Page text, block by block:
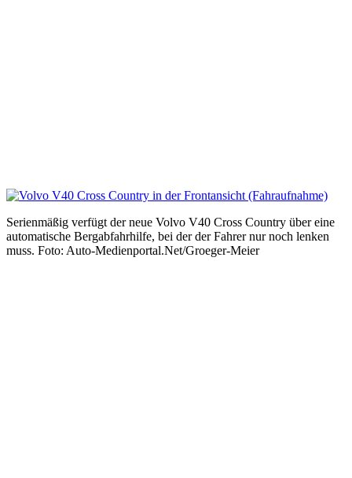
Serienmäßig verfügt der neue Volvo V40 Cross Country über eine
automatische Bergabfahrhilfe, bei der der Fahrer nur noch lenken
muss. Foto: Auto-Medienportal.Net/Groeger-Meier